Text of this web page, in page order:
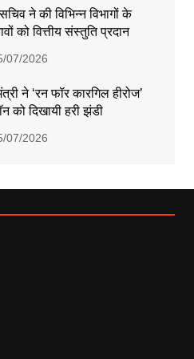
ने की विभिन्न विभागों के
को वित्तीय संस्तुति प्रदान
07/2026
ने ‘रन फॉर कारगिल हीरोज’
को दिखायी हरी झंडी
07/2026